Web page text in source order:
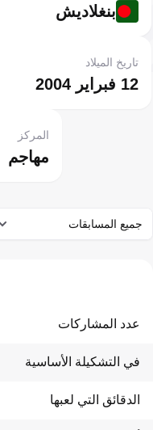
بنغلاديش
12 فبراير 2004
تاريخ الميلاد
مهاجم
المركز
جميع المسابقات
عدد المشاركات
في التشكيلة الأساسية
الدقائق التي لعبها